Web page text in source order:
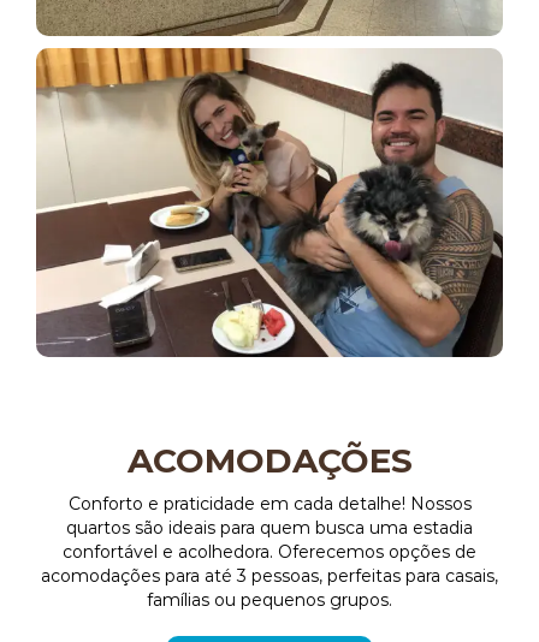
ACOMODAÇÕES
Conforto e praticidade em cada detalhe! Nossos
quartos são ideais para quem busca uma estadia
confortável e acolhedora. Oferecemos opções de
acomodações para até 3 pessoas, perfeitas para casais,
famílias ou pequenos grupos.